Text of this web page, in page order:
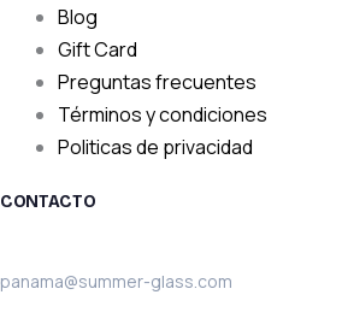
Blog
Gift Card
Preguntas frecuentes
Términos y condiciones
Politicas de privacidad
CONTACTO
panama@summer-glass.com